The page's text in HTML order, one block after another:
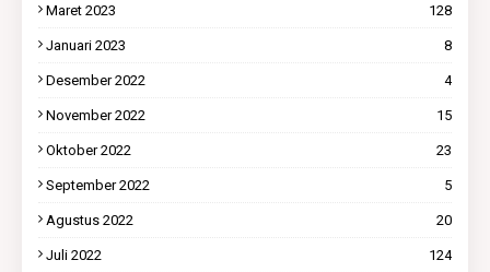
Maret 2023 128
Januari 2023 8
Desember 2022 4
November 2022 15
Oktober 2022 23
September 2022 5
Agustus 2022 20
Juli 2022 124